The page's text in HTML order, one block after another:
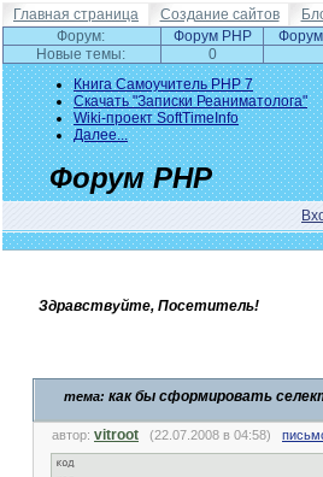
Главная страница Создание сайтов
Форум:
Форум PHP
Новые темы:
0
Книга Самоучитель PHP 7
Скачать "Записки Реаниматолога"
Wiki-проект SoftTimeInfo
Далее...
Форум PHP
Здравствуйте, Посетитель!
тема: как бы сформировать
автор: vitroot (22.07.2008 в 04:58)